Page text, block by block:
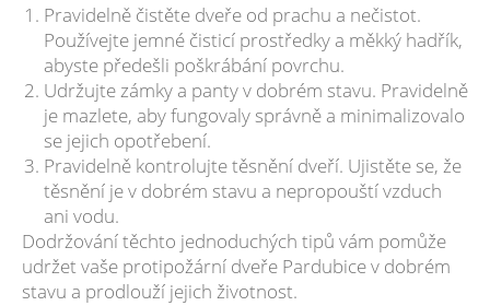
Pravidelně čistěte dveře od prachu a nečistot.
Používejte jemné čisticí prostředky a měkký hadřík,
abyste předešli poškrábání povrchu.
Udržujte zámky a panty v dobrém stavu. Pravidelně
je mazlete, aby fungovaly správně a minimalizovalo
se jejich opotřebení.
Pravidelně kontrolujte těsnění dveří. Ujistěte se, že
těsnění je v dobrém stavu a nepropouští vzduch
ani vodu.
Dodržování těchto jednoduchých tipů vám pomůže
udržet vaše protipožární dveře Pardubice v dobrém
stavu a prodlouží jejich životnost.